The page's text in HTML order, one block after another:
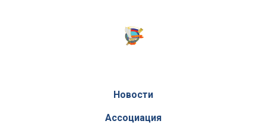
Новости
Ассоциация